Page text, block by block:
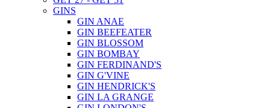
GINS
GIN ANAE
GIN BEEFEATER
GIN BLOSSOM
GIN BOMBAY
GIN FERDINAND'S
GIN G'VINE
GIN HENDRICK'S
GIN LA GRANGE